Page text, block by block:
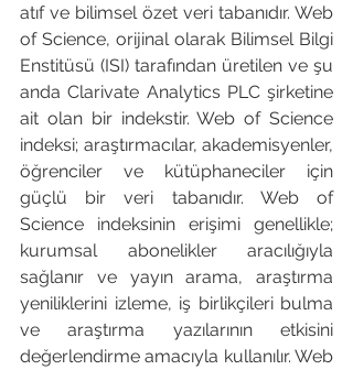
atıf ve bilimsel özet veri tabanıdır. Web
of Science, orijinal olarak Bilimsel Bilgi
Enstitüsü (ISI) tarafından üretilen ve şu
anda Clarivate Analytics PLC şirketine
ait olan bir indekstir. Web of Science
indeksi; araştırmacılar, akademisyenler,
öğrenciler ve kütüphaneciler için
güçlü bir veri tabanıdır. Web of
Science indeksinin erişimi genellikle;
kurumsal abonelikler aracılığıyla
sağlanır ve yayın arama, araştırma
yeniliklerini izleme, iş birlikçileri bulma
ve araştırma yazılarının etkisini
değerlendirme amacıyla kullanılır. Web